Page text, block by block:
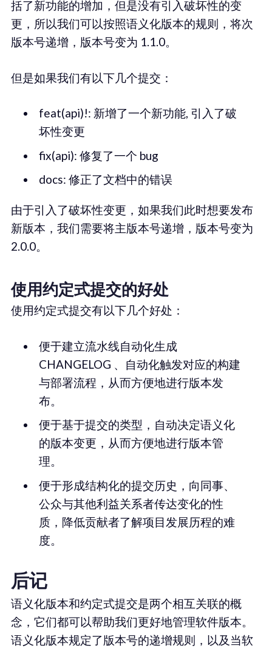
括了新功能的增加，但是没有引入破坏性的变
更，所以我们可以按照语义化版本的规则，将次
版本号递增，版本号变为 1.1.0。
但是如果我们有以下几个提交：
feat(api)!: 新增了一个新功能, 引入了破
坏性变更
fix(api): 修复了一个 bug
docs: 修正了文档中的错误
由于引入了破坏性变更，如果我们此时想要发布
新版本，我们需要将主版本号递增，版本号变为
2.0.0。
使用约定式提交的好处
使用约定式提交有以下几个好处：
便于建立流水线自动化生成
CHANGELOG 、自动化触发对应的构建
与部署流程，从而方便地进行版本发
布。
便于基于提交的类型，自动决定语义化
的版本变更，从而方便地进行版本管
理。
便于形成结构化的提交历史，向同事、
公众与其他利益关系者传达变化的性
质，降低贡献者了解项目发展历程的难
度。
后记
语义化版本和约定式提交是两个相互关联的概
念，它们都可以帮助我们更好地管理软件版本。
语义化版本规定了版本号的递增规则，以及当软